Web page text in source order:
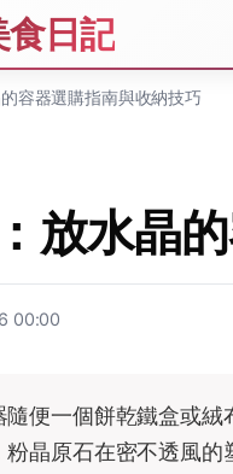
日記
容器選購指南與收納技巧
放水晶
00:00
便一個餅乾鐵盒或
晶原石在密不透風的